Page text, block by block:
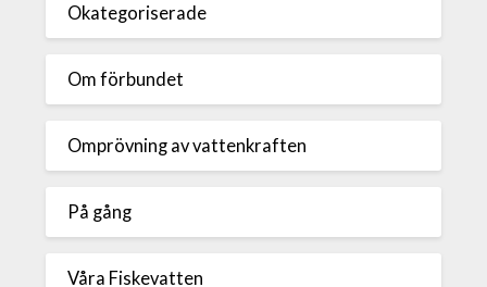
Okategoriserade
Om förbundet
Omprövning av vattenkraften
På gång
Våra Fiskevatten